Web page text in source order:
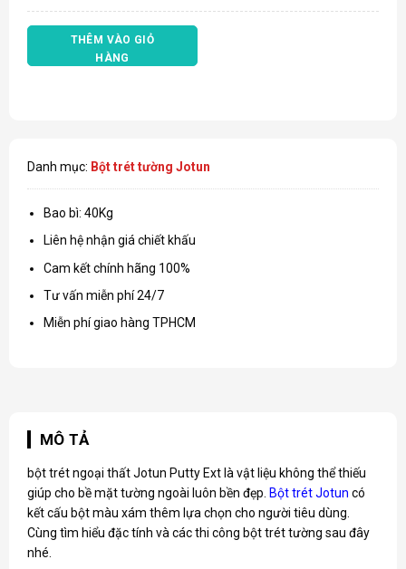
THÊM VÀO GIỎ
HÀNG
Danh mục: Bột trét tường Jotun
Bao bì: 40Kg
Liên hệ nhận giá chiết khấu
Cam kết chính hãng 100%
Tư vấn miễn phí 24/7
Miễn phí giao hàng TPHCM
MÔ TẢ
bột trét ngoại thất Jotun Putty Ext là vật liệu không thể thiếu
giúp cho bề mặt tường ngoài luôn bền đẹp. Bột trét Jotun có
kết cấu bột màu xám thêm lựa chọn cho người tiêu dùng.
Cùng tìm hiểu đặc tính và các thi công bột trét tường sau đây
nhé.